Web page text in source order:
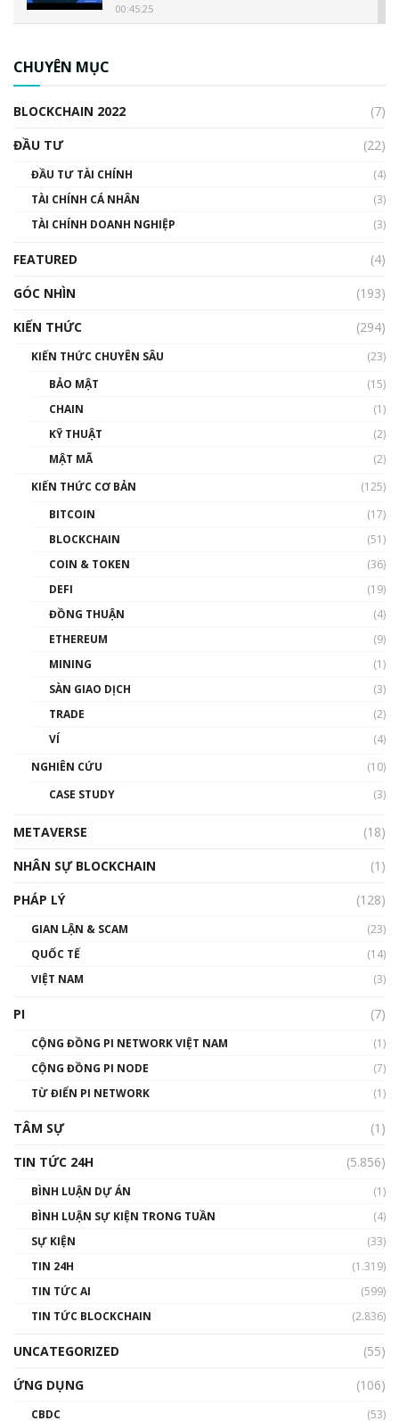
00:45:25
00:02:14
Nhìn lại năm 2022: Những sự kiện ảnh hưởng
đến hệ sinh thái tiền mã hoá | Phổ cập
00:43:47
như thể nào?
00:39:31
Phổ cập Blockchain
thống & Crypto qua các cuộc chiến | Phổ cập
01:32:59
gió ấm
Talkshow 14: MemeCoin – Trò đùa tỷ đô
01:29:26
CHUYÊN MỤC
BLOCKCHAIN 2022
(7)
ĐẦU TƯ
(22)
ĐẦU TƯ TÀI CHÍNH
(4)
TÀI CHÍNH CÁ NHÂN
(3)
TÀI CHÍNH DOANH NGHIỆP
(3)
FEATURED
(4)
GÓC NHÌN
(193)
KIẾN THỨC
(294)
KIẾN THỨC CHUYÊN SÂU
(23)
BẢO MẬT
(15)
CHAIN
(1)
KỸ THUẬT
(2)
MẬT MÃ
(2)
KIẾN THỨC CƠ BẢN
(125)
BITCOIN
(17)
BLOCKCHAIN
(51)
COIN & TOKEN
(36)
DEFI
(19)
ĐỒNG THUẬN
(4)
ETHEREUM
(9)
MINING
(1)
SÀN GIAO DỊCH
(3)
TRADE
(2)
VÍ
(4)
NGHIÊN CỨU
(10)
CASE STUDY
(3)
METAVERSE
(18)
NHÂN SỰ BLOCKCHAIN
(1)
PHÁP LÝ
(128)
GIAN LẬN & SCAM
(23)
QUỐC TẾ
(14)
VIỆT NAM
(3)
PI (7)
CỘNG ĐỒNG PI NETWORK VIỆT NAM
(1)
CỘNG ĐỒNG PI NODE
(7)
TỪ ĐIỂN PI NETWORK
(1)
TÂM SỰ
(1)
TIN TỨC 24H
(5.856)
BÌNH LUẬN DỰ ÁN
(1)
BÌNH LUẬN SỰ KIỆN TRONG TUẦN
(4)
SỰ KIỆN
(33)
TIN 24H
(1.319)
TIN TỨC AI
(599)
TIN TỨC BLOCKCHAIN
(2.836)
UNCATEGORIZED
(55)
ỨNG DỤNG
(106)
CBDC (53)